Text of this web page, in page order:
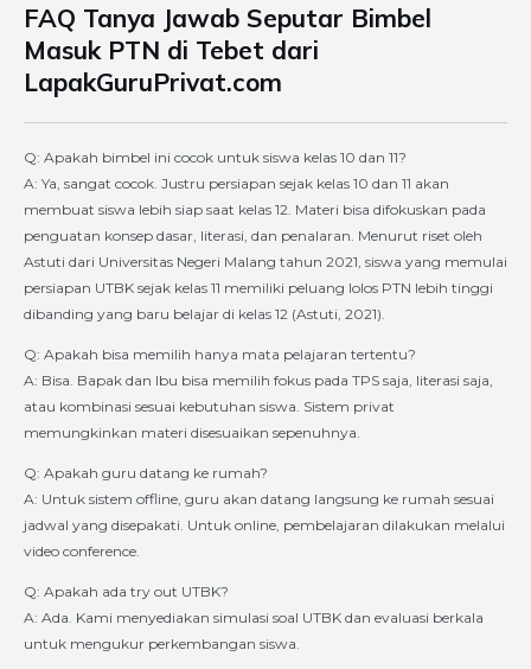
FAQ Tanya Jawab Seputar Bimbel
Masuk PTN di Tebet dari
LapakGuruPrivat.com
Q: Apakah bimbel ini cocok untuk siswa kelas 10 dan 11?
A: Ya, sangat cocok. Justru persiapan sejak kelas 10 dan 11 akan
membuat siswa lebih siap saat kelas 12. Materi bisa difokuskan pada
penguatan konsep dasar, literasi, dan penalaran. Menurut riset oleh
Astuti dari Universitas Negeri Malang tahun 2021, siswa yang memulai
persiapan UTBK sejak kelas 11 memiliki peluang lolos PTN lebih tinggi
dibanding yang baru belajar di kelas 12 (Astuti, 2021).
Q: Apakah bisa memilih hanya mata pelajaran tertentu?
A: Bisa. Bapak dan Ibu bisa memilih fokus pada TPS saja, literasi saja,
atau kombinasi sesuai kebutuhan siswa. Sistem privat
memungkinkan materi disesuaikan sepenuhnya.
Q: Apakah guru datang ke rumah?
A: Untuk sistem offline, guru akan datang langsung ke rumah sesuai
jadwal yang disepakati. Untuk online, pembelajaran dilakukan melalui
video conference.
Q: Apakah ada try out UTBK?
A: Ada. Kami menyediakan simulasi soal UTBK dan evaluasi berkala
untuk mengukur perkembangan siswa.